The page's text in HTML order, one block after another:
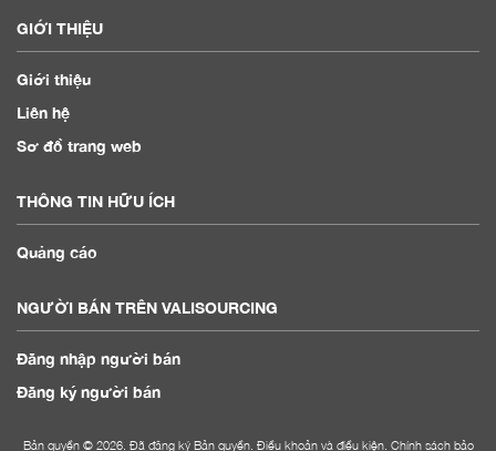
GIỚI THIỆU
Giới thiệu
Liên hệ
Sơ đồ trang web
THÔNG TIN HỮU ÍCH
Quảng cáo
NGƯỜI BÁN TRÊN VALISOURCING
Đăng nhập người bán
Đăng ký người bán
Bản quyền © 2026. Đã đăng ký Bản quyền. Điều khoản và điều kiện. Chính sách bảo